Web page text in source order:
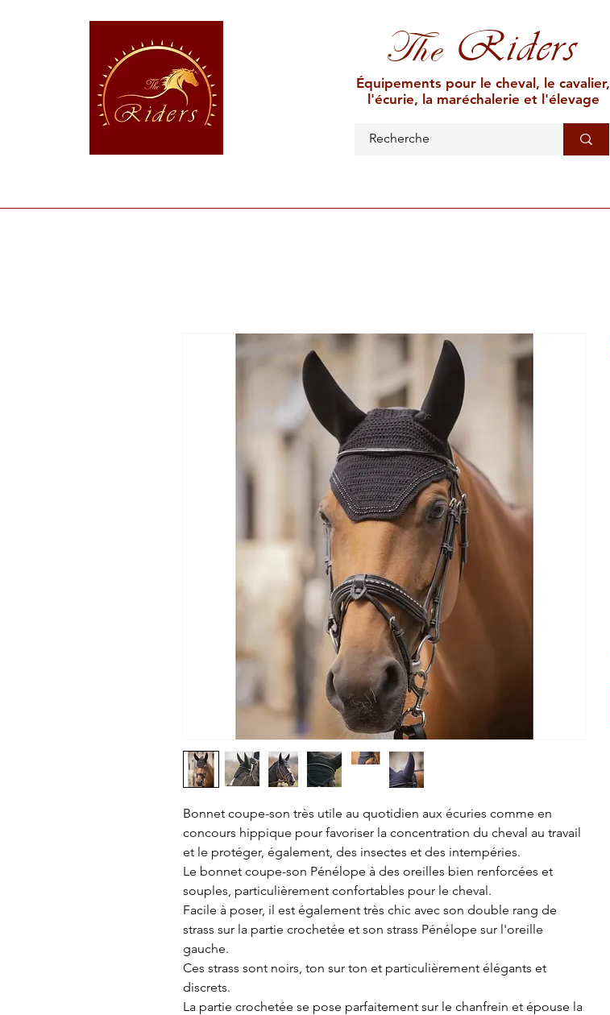
TheRiders
Équipements pour le cheval, le cavalier,
l'écurie, la maréchalerie et l'élevage
Bonnet coupe-son très utile au quotidien aux écuries comme en
concours hippique pour favoriser la concentration du cheval au travail
et le protéger, également, des insectes et des intempéries.
Le bonnet coupe-son Pénélope à des oreilles bien renforcées et
souples, particulièrement confortables pour le cheval.
Facile à poser, il est également très chic avec son double rang de
strass sur la partie crochetée et son strass Pénélope sur l'oreille
gauche.
Ces strass sont noirs, ton sur ton et particulièrement élégants et
discrets.
La partie crochetée se pose parfaitement sur le chanfrein et épouse la